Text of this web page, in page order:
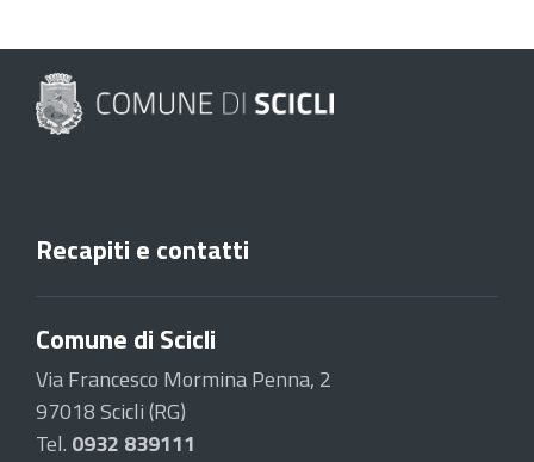
Recapiti e contatti
Comune di Scicli
Via Francesco Mormina Penna, 2
97018 Scicli (RG)
Tel. 0932 839111